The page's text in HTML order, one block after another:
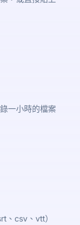
一小時的檔案
、csv、vtt）